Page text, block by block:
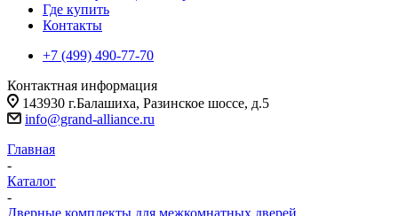
Где купить
Контакты
+7 (499) 490-77-70
Контактная информация
143930 г.Балашиха, Разинское шоссе, д.5
info@grand-alliance.ru
Главная
-
Каталог
-
Дверные комплекты для межкомнатных дверей